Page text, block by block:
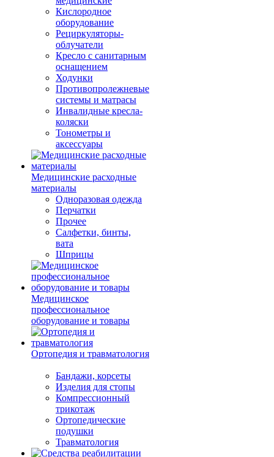
Кислородное
оборудование
Рециркуляторы-
облучатели
Кресло с санитарным
оснащением
Ходунки
Противопролежневые
системы и матрасы
Инвалидные кресла-
коляски
Тонометры и
аксессуары
Медицинские расходные
материалы
Одноразовая одежда
Перчатки
Прочее
Салфетки, бинты,
вата
Шприцы
Медицинское
профессиональное
оборудование и товары
Ортопедия и травматология
Бандажи, корсеты
Изделия для стопы
Компрессионный
трикотаж
Ортопедические
подушки
Травматология